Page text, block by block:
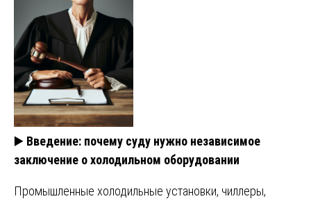
▶️ Введение: почему суду нужно независимое
заключение о холодильном оборудовании
Промышленные холодильные установки, чиллеры,